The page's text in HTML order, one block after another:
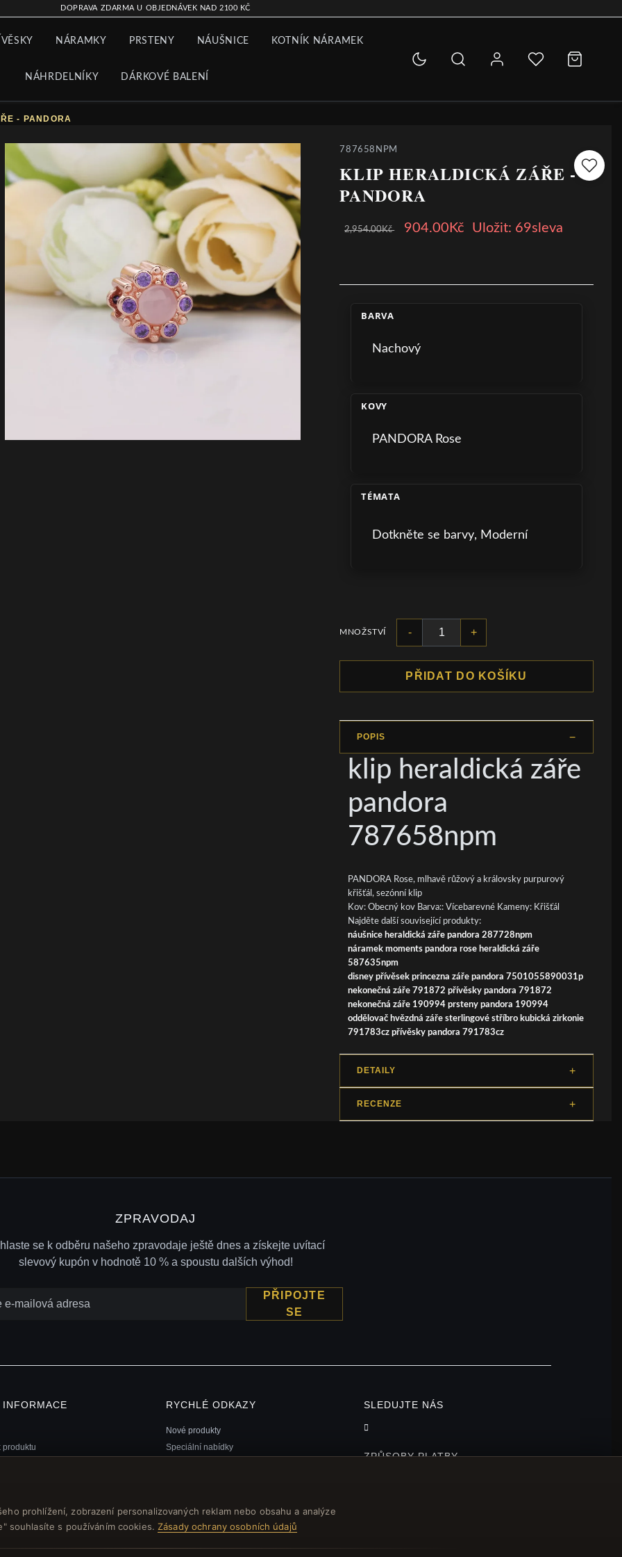
prohlížení, zobrazení personalizovaných reklam nebo obsahu a analýze
souhlasíte s používáním cookies.Zásady ochrany osobních údajů
DOPRAVA ZDARMA U OBJEDNÁVEK NAD 2100 KČ
NÁRAMKY PRSTENY NÁUŠNICE KOTNÍK NÁRAMEK
NÁHRDELNÍKY DÁRKOVÉ BALENÍ
- PANDORA
787658NPM
KLIP HERALDICKÁ ZÁŘE -
PANDORA
2,954.00Kč 904.00Kč Uložit: 69sleva
BARVA
Nachový
KOVY
PANDORA Rose
TÉMATA
Dotkněte se barvy, Moderní
MNOŽSTVÍ - +
PŘIDAT DO KOŠÍKU
POPIS
klip heraldická záře
pandora
787658npm
PANDORA Rose, mlhavě růžový a královsky purpurový
křišťál, sezónní klip
Kov: Obecný kov Barva:: Vícebarevné Kameny: Křišťál
Najděte další související produkty:
náušnice heraldická záře pandora 287728npm
náramek moments pandora rose heraldická záře
587635npm
disney přívěsek princezna záře pandora 7501055890031p
nekonečná záře 791872 přívěsky pandora 791872
nekonečná záře 190994 prsteny pandora 190994
oddělovač hvězdná záře sterlingové stříbro kubická zirkonie
791783cz přívěsky pandora 791783cz
DETAILY
RECENZE
ZPRAVODAJ
se k odběru našeho zpravodaje ještě dnes a získejte uvítací
slevový kupón v hodnotě 10 % a spoustu dalších výhod!
PŘIPOJTE
SE
produktu
z odběru zpravodaje
RYCHLÉ ODKAZY
Nové produkty
Speciální nabídky
SLEDUJTE NÁS
ZPŮSOBY PLATBY